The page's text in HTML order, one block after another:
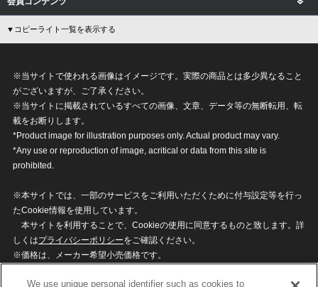
▼コピーライト一覧を表示する
※当サイトで使われる画像はイメージです。実際の商品とは多少異なること
がございますが、ご了承ください。
※当サイトに掲載されているすべての画像、文章、データ等の無断転用、転
載をお断りします。
*Product image for illustration purposes only. Actual product may vary.
*Any use or reproduction of image, acritical or data from this site is
prohibited.
※本サイトでは、一部のサービスをご利用いただくために付与設定等を行っ
たCookie情報を使用しています。
本サイトを利用することで、Cookieの使用に同意するものと致します。詳
しくはプライバシーポリシーをご確認ください。
※価格は、メーカー希望小売価格です。
ざいますのでご了承ください。
We use unique personal identifier such as cookies to